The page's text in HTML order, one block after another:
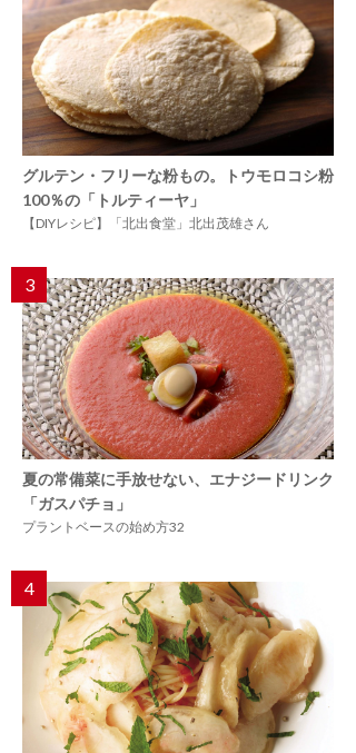
グルテン・フリーな粉もの。トウモロコシ粉
100％の「トルティーヤ」
【DIYレシピ】「北出食堂」北出茂雄さん
3
夏の常備菜に手放せない、エナジードリンク
「ガスパチョ」
プラントベースの始め方32
4